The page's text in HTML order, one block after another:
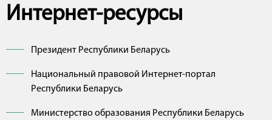
Интернет-ресурсы
Президент Республики Беларусь
Национальный правовой Интернет-портал
Республики Беларусь
Министерство образования Республики Беларусь